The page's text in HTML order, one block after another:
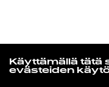
Käyttämällä tätä
evästeiden
louna0nline
kevät tulee kun